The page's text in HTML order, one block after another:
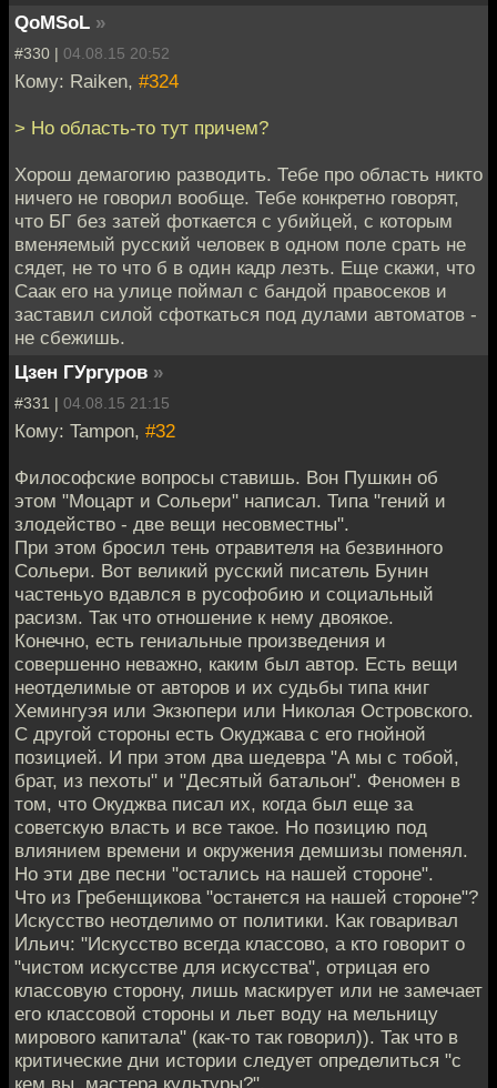
QoMSoL »
#330 | 04.08.15 20:52
Кому: Raiken, #324
> Но область-то тут причем?
Хорош демагогию разводить. Тебе про область никто
ничего не говорил вообще. Тебе конкретно говорят,
что БГ без затей фоткается с убийцей, с которым
вменяемый русский человек в одном поле срать не
сядет, не то что б в один кадр лезть. Еще скажи, что
Саак его на улице поймал с бандой правосеков и
заставил силой сфоткаться под дулами автоматов -
не сбежишь.
Цзен ГУргуров »
#331 | 04.08.15 21:15
Кому: Tampon, #32
Философские вопросы ставишь. Вон Пушкин об
этом "Моцарт и Сольери" написал. Типа "гений и
злодейство - две вещи несовместны".
При этом бросил тень отравителя на безвинного
Сольери. Вот великий русский писатель Бунин
частеньуо вдавлся в русофобию и социальный
расизм. Так что отношение к нему двоякое.
Конечно, есть гениальные произведения и
совершенно неважно, каким был автор. Есть вещи
неотделимые от авторов и их судьбы типа книг
Хемингуэя или Экзюпери или Николая Островского.
С другой стороны есть Окуджава с его гнойной
позицией. И при этом два шедевра "А мы с тобой,
брат, из пехоты" и "Десятый батальон". Феномен в
том, что Окуджва писал их, когда был еще за
советскую власть и все такое. Но позицию под
влиянием времени и окружения демшизы поменял.
Но эти две песни "остались на нашей стороне".
Что из Гребенщикова "останется на нашей стороне"?
Искусство неотделимо от политики. Как говаривал
Ильич: "Искусство всегда классово, а кто говорит о
"чистом искусстве для искусства", отрицая его
классовую сторону, лишь маскирует или не замечает
его классовой стороны и льет воду на мельницу
мирового капитала" (как-то так говорил)). Так что в
критические дни истории следует определиться "с